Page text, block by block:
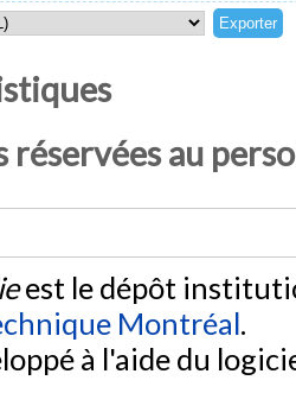
réservées au
est le dépôt
Montréal.
à l'aide du